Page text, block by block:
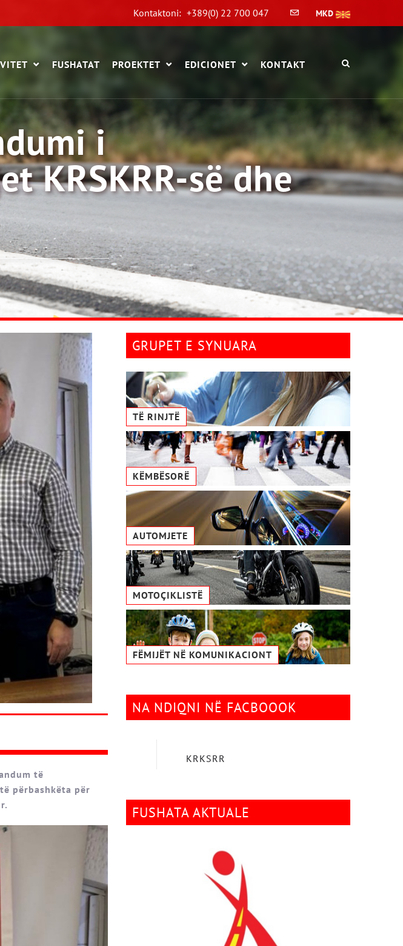
Kontaktoni: +389(0) 22 700 047 MKD
FUSHATAT PROEKTET EDICIONET KONTAKT
i
KRSKRR-së dhe
të
përbashkëta për
GRUPET E SYNUARA
TË RINJTË
KËMBËSORË
AUTOMJETE
MOTOÇIKLISTË
FËMIJËT NË KOMUNIKACIONТ
NA NDIQNI NË FACBOOOK
KRKSRR
FUSHATA AKTUALE